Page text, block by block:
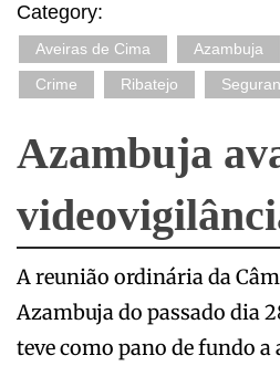
Category:
Aveiras de Cima Azambuja
Crime
Ribatejo
Azambuja
A reunião ordinária da
Azambuja do passado dia
teve como pano de fundo a